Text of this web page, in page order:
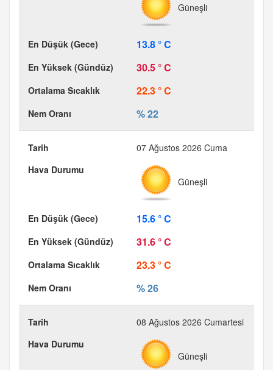
Güneşli
13.8 ° C
30.5 ° C
22.3 ° C
% 22
07 Ağustos 2026 Cuma
Güneşli
15.6 ° C
31.6 ° C
23.3 ° C
% 26
08 Ağustos 2026 Cumartesi
Güneşli